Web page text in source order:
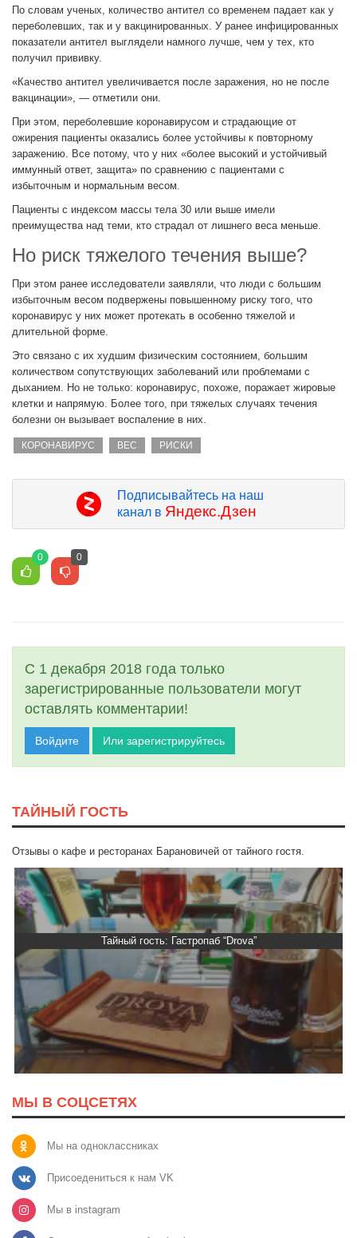
По словам ученых, количество антител со временем падает как у
переболевших, так и у вакцинированных. У ранее инфицированных
показатели антител выглядели намного лучше, чем у тех, кто
получил прививку.
«Качество антител увеличивается после заражения, но не после
вакцинации», — отметили они.
При этом, переболевшие коронавирусом и страдающие от
ожирения пациенты оказались более устойчивы к повторному
заражению. Все потому, что у них «более высокий и устойчивый
иммунный ответ, защита» по сравнению с пациентами с
избыточным и нормальным весом.
Пациенты с индексом массы тела 30 или выше имели
преимущества над теми, кто страдал от лишнего веса меньше.
Но риск тяжелого течения выше?
При этом ранее исследователи заявляли, что люди с большим
избыточным весом подвержены повышенному риску того, что
коронавирус у них может протекать в особенно тяжелой и
длительной форме.
Это связано с их худшим физическим состоянием, большим
количеством сопутствующих заболеваний или проблемами с
дыханием. Но не только: коронавирус, похоже, поражает жировые
клетки и напрямую. Более того, при тяжелых случаях течения
болезни он вызывает воспаление в них.
КОРОНАВИРУС ВЕС РИСКИ
Подписывайтесь на наш
канал в Яндекс.Дзен
0 0
С 1 декабря 2018 года только
зарегистрированные пользователи могут
оставлять комментарии!
Войдите Или зарегистрируйтесь
ТАЙНЫЙ ГОСТЬ
Отзывы о кафе и ресторанах Барановичей от тайного гостя.
Тайный гость: Гастропаб “Drova”
МЫ В СОЦСЕТЯХ
Мы на одноклассниках
Присоедениться к нам VK
Мы в instagram